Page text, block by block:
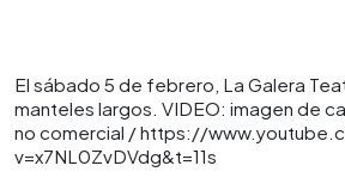
El sábado 5 de febrero, La Galera
manteles largos. VIDEO: imagen de
no comercial / https://
v=x7NL0ZvDVdg&t=11s